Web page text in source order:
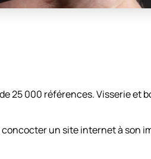
25 000 références. Visserie et
un site internet à son